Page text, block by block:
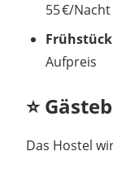
55 €/Nacht
Aufpreis
⭐
Das Hostel